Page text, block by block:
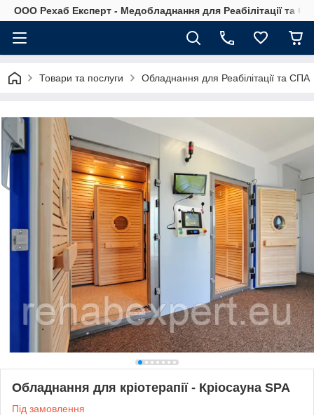
OOO Рехаб Експерт - Медобладнання для Реабілітації та
Товари та послуги Обладнання для Реабілітації та СПА
Обладнання для кріотерапії - Кріосауна SPA
Під замовлення